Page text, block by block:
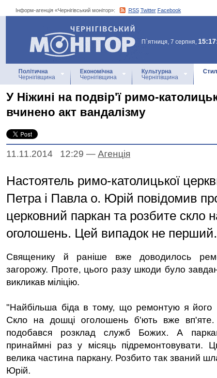
Інформ-агенція «Чернігівський монітор»: RSS Twitter Facebook
Інформ-агенція
«Чернігівський монітор»
П`ятниця, 7 серпня,
Політична
Чернігівщина
Економічна
Чернігівщина
Культурна
Чернігівщина
У Ніжині на подвір'ї римо-
вчинено акт вандалізму
11.11.2014 12:29 — Агенцiя
Настоятель римо-католицької
Петра і Павла о. Юрій повідомив
церковний паркан та розбите скло
оголошень. Цей випадок не перший.
Священику й раніше вже доводилось
загорожу. Проте, цього разу шкоди було
викликав міліцію.
"Найбільша біда в тому, що ремонтую я
Скло на дошці оголошень б'ють вже
подобався розклад служб Божих. А
принаймні раз у місяць підремонтовувати.
велика частина паркану. Розбито так званий
Юрій.